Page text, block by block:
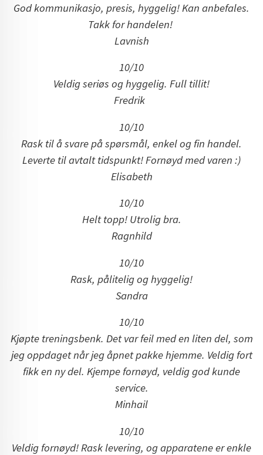
God kommunikasjo, presis, hyggelig! Kan anbefales.
Takk for handelen!
Lavnish
10/10
Veldig seriøs og hyggelig. Full tillit!
Fredrik
10/10
Rask til å svare på spørsmål, enkel og fin handel.
Leverte til avtalt tidspunkt! Fornøyd med varen :)
Elisabeth
10/10
Helt topp! Utrolig bra.
Ragnhild
10/10
Rask, pålitelig og hyggelig!
Sandra
10/10
Kjøpte treningsbenk. Det var feil med en liten del, som
jeg oppdaget når jeg åpnet pakke hjemme. Veldig fort
fikk en ny del. Kjempe fornøyd, veldig god kunde
service.
Minhail
10/10
Veldig fornøyd! Rask levering, og apparatene er enkle